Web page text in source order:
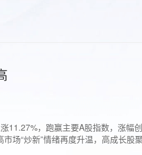
11.27%，跑赢主要A股指数，涨幅
场“炒新”情绪再度升温，高成长